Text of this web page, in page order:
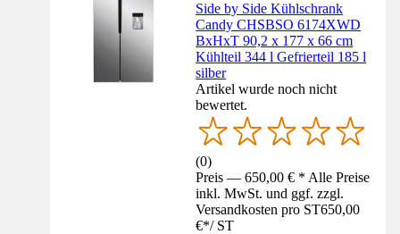
Side by Side Kühlschrank
Candy CHSBSO 6174XWD
BxHxT 90,2 x 177 x 66 cm
Kühlteil 344 l Gefrierteil 185 l
silber
Artikel wurde noch nicht
bewertet.
(0)
Preis — 650,00 € * Alle Preise
inkl. MwSt. und ggf. zzgl.
Versandkosten pro ST650,00
€*/ ST